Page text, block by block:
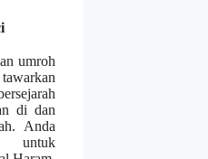
umroh
di dan
Anda
untuk